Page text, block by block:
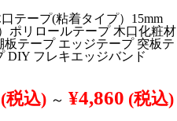
テープ(粘着タイプ）15mm
リロールテープ 木口化粧材
板テープ エッジテープ 突板テ
DIY フレキエッジバンド
(税込) ～ ¥4,860 (税込)